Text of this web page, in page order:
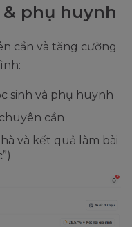
phụ huynh
cần và tăng cường
sinh và phụ huynh
cần
và kết quả làm bài